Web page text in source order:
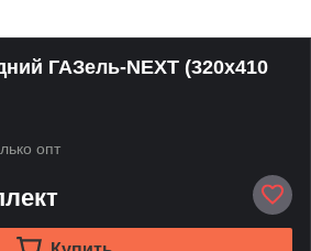
ГАЗель-NEXT (320х410
опт